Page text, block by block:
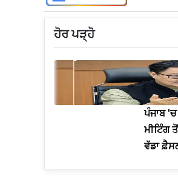
ਹੋਰ ਪੜ੍ਹੋ
ਪੰਜਾਬ
ਮੀਟਿੰਗ
ਵੱਡਾ